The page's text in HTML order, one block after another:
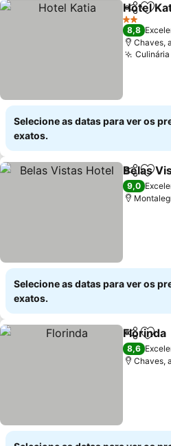
Partilhar
Hotel
2 Estrelas
8,8
Chaves,
Selecione as datas para ver os
exatos.
Partilhar
Belas
9,0
Selecione as datas para ver os
exatos.
Partilhar
Florinda
8,6
Chaves,